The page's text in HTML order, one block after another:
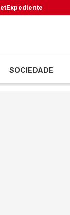
Expediente
SOCIEDADE